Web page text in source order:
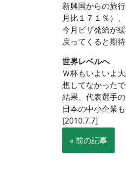
新興国からの旅
月比１７１％）
今月ビザ発給が
戻ってくると期待
世界レベルへ
Ｗ杯もいよいよ
想してなかった
結果、代表選手
日本の中小企業
[2010.7.7]
« 前の記事